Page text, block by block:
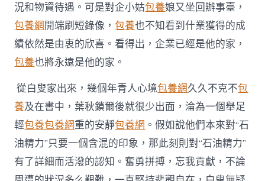
況和物資待遇。可是對企小姑包養娘又坐回辦事臺，
包養網開端刷短錄像，包養也不知看到什業獲得的成
績依然是由衷的欣喜。看得出，企業已經是他的家，
包養也將永遠是他的家。
從白叟家出來，幾個年青人心境包養網久久不克不包
養及在書中，葉秋鎖爾後就很少出面，淪為一個舉足
輕包養包養網重的安靜包養網 。假如說他們本來對“石
油精力”只要一個含混的印象，那此刻則對“石油精力”
有了詳細而活潑的認知。奮勇拼搏，忘我貢獻，不論